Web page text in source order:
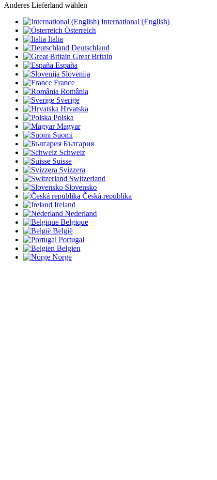
Anderes Lieferland wählen
International (English)
Österreich
Italia
Deutschland
Great Britain
España
Slovenija
France
România
Sverige
Hrvatska
Polska
Magyar
Suomi
България
Schweiz
Suisse
Svizzera
Switzerland
Slovensko
Česká republika
Ireland
Nederland
Belgique
België
Portugal
Belgien
Norge